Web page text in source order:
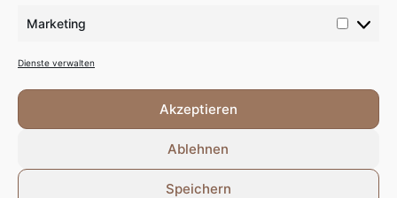
Marketing
Dienste verwalten
Akzeptieren
Ablehnen
Speichern
FACEBOOK